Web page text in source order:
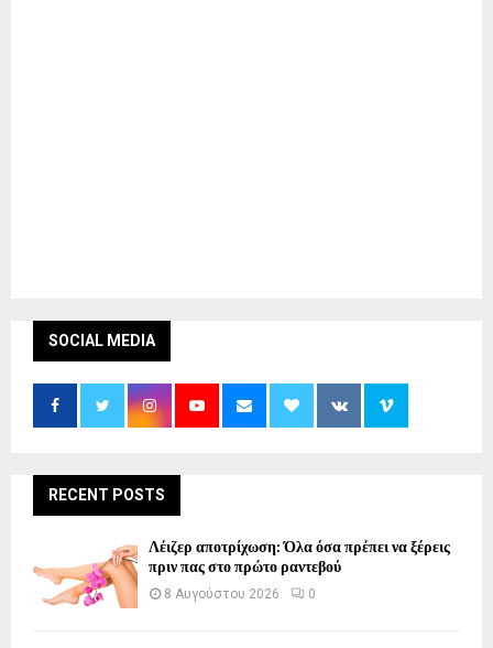
SOCIAL MEDIA
RECENT POSTS
Λέιζερ αποτρίχωση: Όλα όσα πρέπει να ξέρεις
πριν πας στο πρώτο ραντεβού
8 Αυγούστου 2026 0